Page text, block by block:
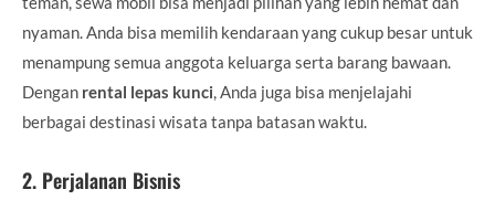
nyaman. Anda bisa memilih kendaraan yang cukup besar untuk
menampung semua anggota keluarga serta barang bawaan.
Dengan rental lepas kunci , Anda juga bisa menjelajahi
berbagai destinasi wisata tanpa batasan waktu.
2. Perjalanan Bisnis